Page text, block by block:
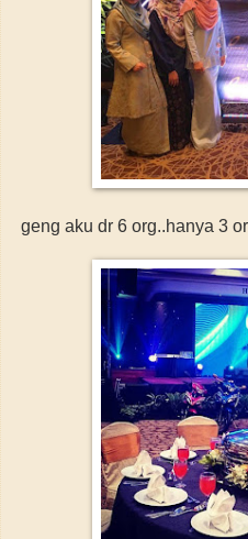
geng aku dr 6 org..hanya 3